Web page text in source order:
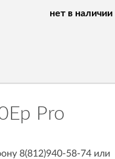
нет в наличии
Pro
8(812)940-58-74 или